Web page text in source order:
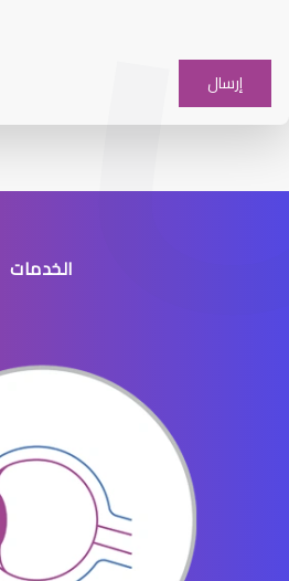
الماء الأزرق في العيون
الماء الازرق بالعين
الخدمات